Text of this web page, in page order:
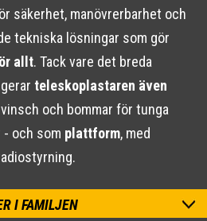
säkerhet, manövrerbarhet och
tekniska lösningar som gör
allt. Tack vare det breda
teleskoplastaren även
och bommar för tunga
och som plattform, med
I FAMILJEN